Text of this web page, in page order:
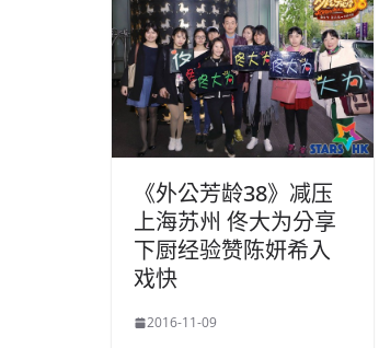
《外公芳龄38》减压
上海苏州 佟大为分享
下厨经验赞陈妍希入
戏快
2016-11-09